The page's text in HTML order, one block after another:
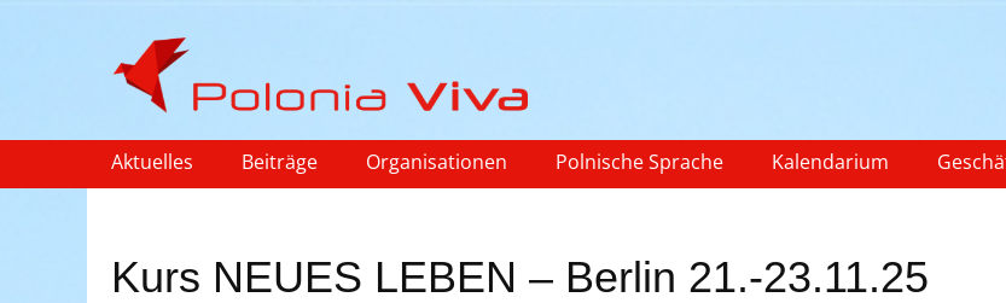
Aktuelles Beiträge Organisationen Polnische Sprache Kalendarium
Kurs NEUES LEBEN – Berlin 21.-23.11.25